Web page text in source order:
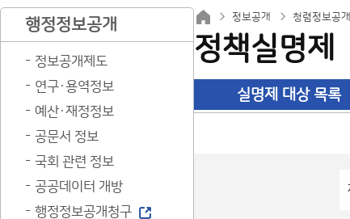
행정정보공개
정보공개제도
연구·용역정보
예산·재정정보
공문서 정보
국회 관련 정보
공공데이터 개방
행정정보공개청구
정보공개 청렴정보공개
정책실명제
실명제 대상 목록